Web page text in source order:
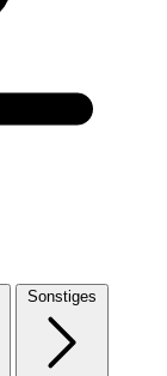
Sonstiges